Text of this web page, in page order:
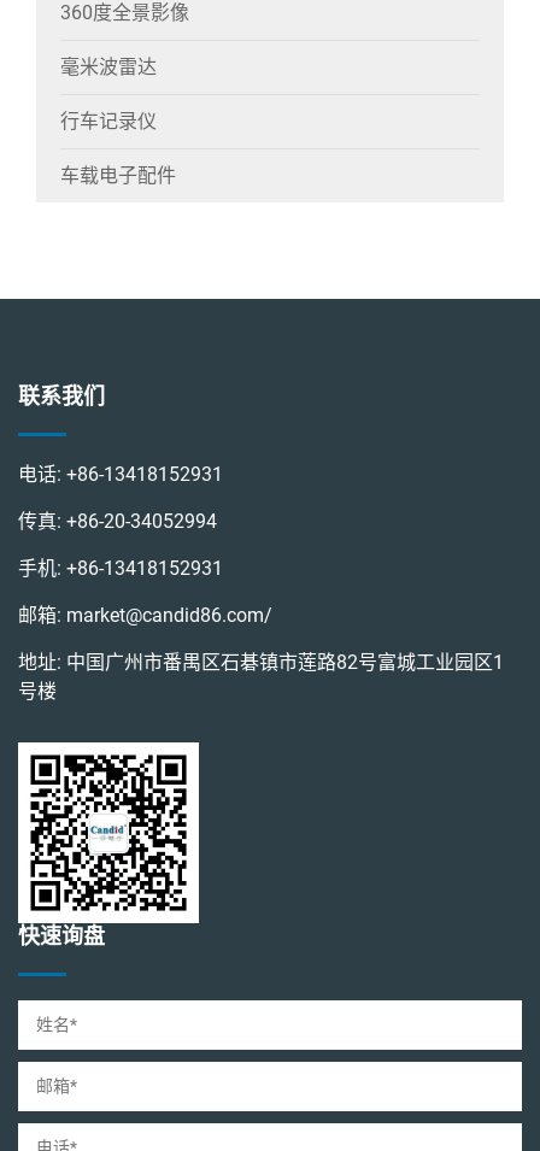
360度全景影像
毫米波雷达
行车记录仪
车载电子配件
联系我们
电话: +86-13418152931
传真: +86-20-34052994
手机: +86-13418152931
邮箱: market@candid86.com/
地址: 中国广州市番禺区石碁镇市莲路82号富城工业园区1
号楼
快速询盘